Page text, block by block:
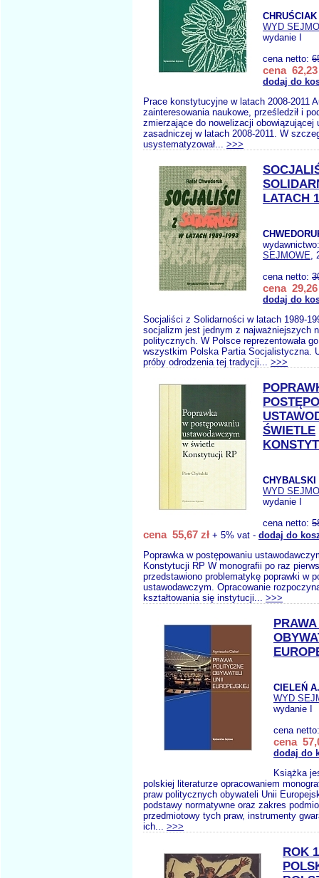
CHRUŚCIAK
WYD
wydanie I
cena netto:
cena 62,23
dodaj do
Prace konstytucyjne w latach 2008-2011
zainteresowania naukowe, prześledził i
zmierzające do nowelizacji obowiązującej
zasadniczej w latach 2008-2011. W
usystematyzował... >>>
LATACH
SEJMOWE,
cena netto:
cena 29,26
dodaj do
Socjaliści z Solidarności w latach 1989-
socjalizm jest jednym z najważniejszych
politycznych. W Polsce reprezentowała
wszystkim Polska Partia Socjalistyczna.
próby odrodzenia tej tradycji... >>>
ŚWIETLE
CHYBALSKI
WYD
wydanie I
cena netto:
cena 55,67 zł + 5% vat - dodaj do
Poprawka w postępowaniu
Konstytucji RP W monografii po raz
przedstawiono problematykę poprawki w
ustawodawczym. Opracowanie
kształtowania się instytucji... >>>
CIELEŃ A.
WYD
wydanie I
cena
cena
dodaj do
Książka
polskiej literaturze opracowaniem
praw politycznych obywateli Unii
podstawy normatywne oraz zakres
przedmiotowy tych praw, instrumenty
ich... >>>
ROK